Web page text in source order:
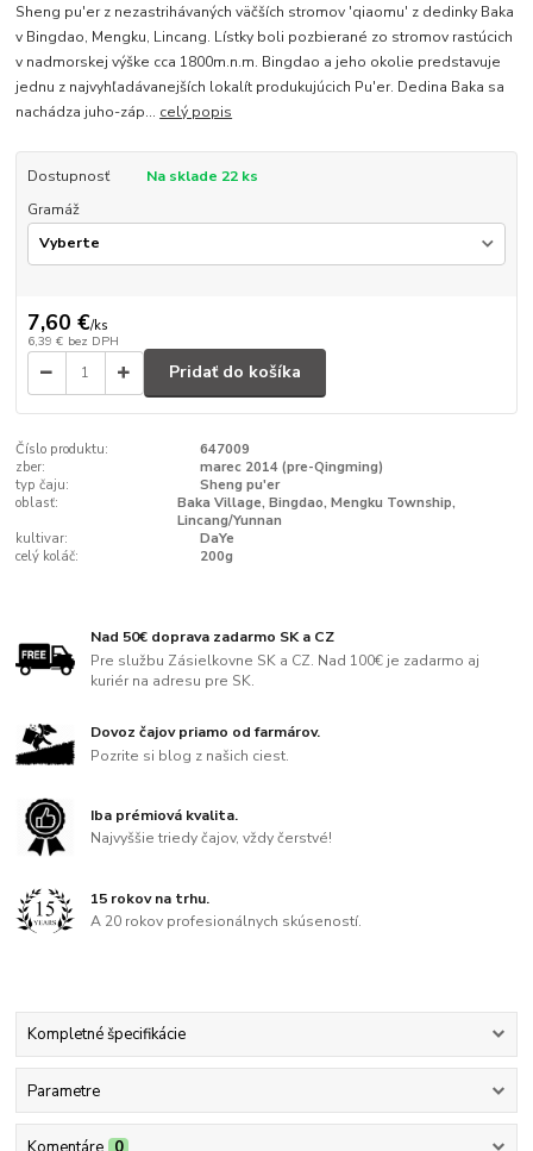
Sheng pu'er z nezastrihávaných väčších stromov 'qiaomu' z dedinky Baka
v Bingdao, Mengku, Lincang. Lístky boli pozbierané zo stromov rastúcich
v nadmorskej výške cca 1800m.n.m. Bingdao a jeho okolie predstavuje
jednu z najvyhľadávanejších lokalít produkujúcich Pu'er. Dedina Baka sa
nachádza juho-záp... celý popis
Dostupnosť
Na sklade 22 ks
Gramáž
7,60 €/ks
6,39 € bez DPH
Pridať do košíka
Číslo produktu:
647009
zber:
marec 2014 (pre-Qingming)
typ čaju:
Sheng pu'er
oblasť:
Baka Village, Bingdao, Mengku Township,
Lincang/Yunnan
kultivar:
DaYe
celý koláč:
200g
Nad 50€ doprava zadarmo SK a CZ
Pre službu Zásielkovne SK a CZ. Nad 100€ je zadarmo aj
kuriér na adresu pre SK.
Dovoz čajov priamo od farmárov.
Pozrite si blog z našich ciest.
Iba prémiová kvalita.
Najvyššie triedy čajov, vždy čerstvé!
15 rokov na trhu.
A 20 rokov profesionálnych skúseností.
Kompletné špecifikácie
Parametre